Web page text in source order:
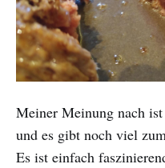
Meiner Meinung nach
und es gibt noch viel
Es ist einfach